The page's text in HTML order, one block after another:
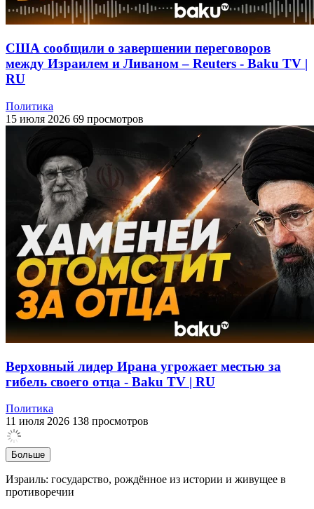
США сообщили о завершении переговоров
между Израилем и Ливаном – Reuters - Baku TV |
RU
Политика
15 июля 2026 69 просмотров
Верховный лидер Ирана угрожает местью за
гибель своего отца - Baku TV | RU
Политика
11 июля 2026 138 просмотров
Больше
Израиль: государство, рождённое из истории и живущее в
противоречии